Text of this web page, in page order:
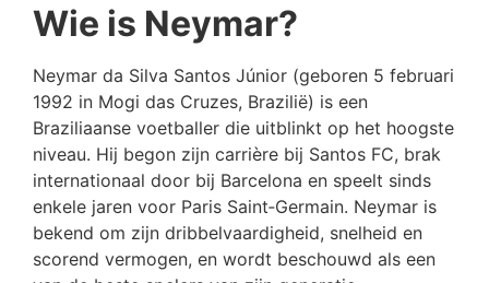
Wie is Neymar?
Neymar da Silva Santos Júnior (geboren 5 februari
1992 in Mogi das Cruzes, Brazilië) is een
Braziliaanse voetballer die uitblinkt op het hoogste
niveau. Hij begon zijn carrière bij Santos FC, brak
internationaal door bij Barcelona en speelt sinds
enkele jaren voor Paris Saint‑Germain. Neymar is
bekend om zijn dribbelvaardigheid, snelheid en
scorend vermogen, en wordt beschouwd als een